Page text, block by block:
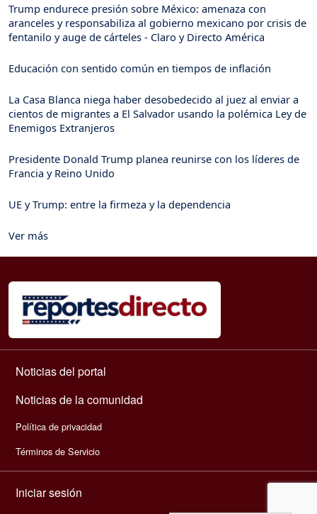
Trump endurece presión sobre México: amenaza con
aranceles y responsabiliza al gobierno mexicano por crisis de
fentanilo y auge de cárteles - Claro y Directo América
Educación con sentido común en tiempos de inflación
La Casa Blanca niega haber desobedecido al juez al enviar a
cientos de migrantes a El Salvador usando la polémica Ley de
Enemigos Extranjeros
Presidente Donald Trump planea reunirse con los líderes de
Francia y Reino Unido
UE y Trump: entre la firmeza y la dependencia
Ver más
Navegación principal
Noticias del portal
Noticias de la comunidad
Política de privacidad
Términos de Servicio
Menú de cuenta de usuario
Iniciar sesión